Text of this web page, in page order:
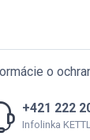
o
+421 222
Infolinka